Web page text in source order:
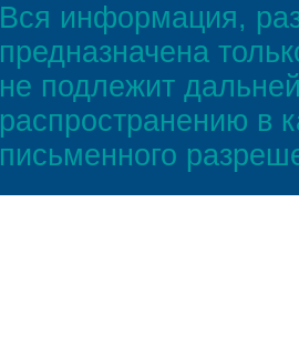
Вся информация,
предназначена
не подлежит
распространению в
письменного